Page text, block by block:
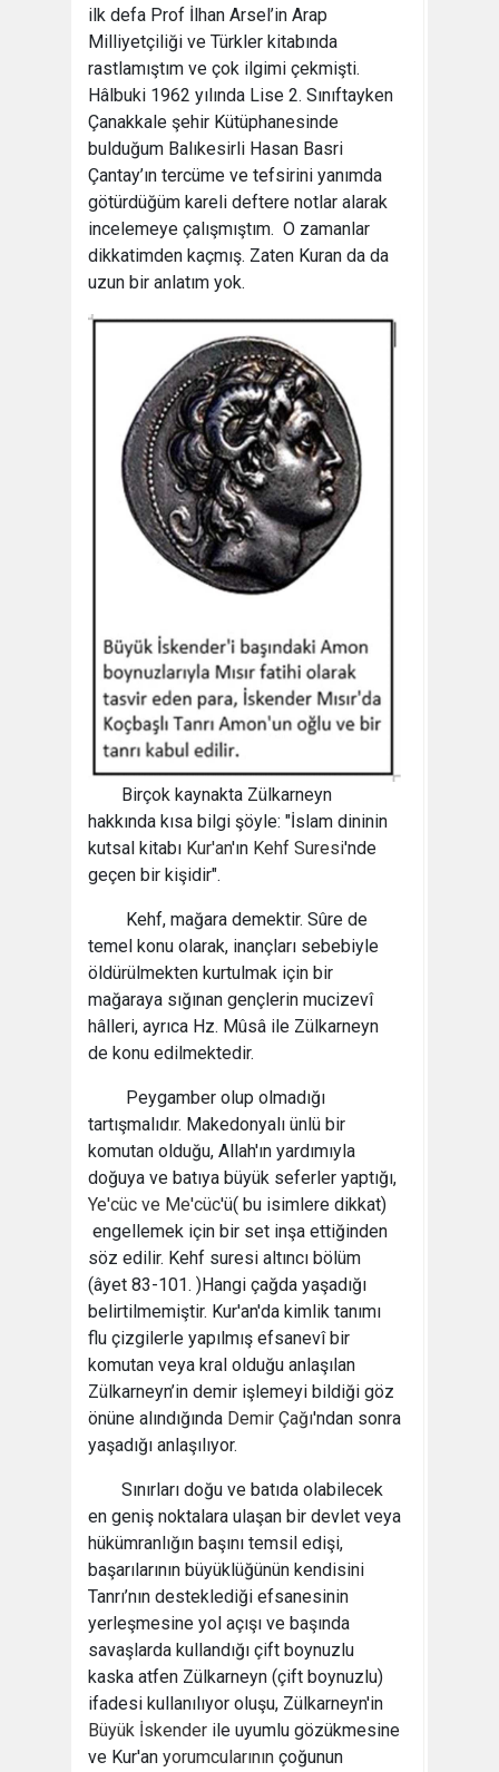
ilk defa Prof İlhan Arsel’in Arap
Milliyetçiliği ve Türkler kitabında
rastlamıştım ve çok ilgimi çekmişti.
Hâlbuki 1962 yılında Lise 2. Sınıftayken
Çanakkale şehir Kütüphanesinde
bulduğum Balıkesirli Hasan Basri
Çantay’ın tercüme ve tefsirini yanımda
götürdüğüm kareli deftere notlar alarak
incelemeye çalışmıştım. O zamanlar
dikkatimden kaçmış. Zaten Kuran da da
uzun bir anlatım yok.
Birçok kaynakta Zülkarneyn
hakkında kısa bilgi şöyle: "İslam dininin
kutsal kitabı Kur'an'ın Kehf Suresi'nde
geçen bir kişidir".
Kehf, mağara demektir. Sûre de
temel konu olarak, inançları sebebiyle
öldürülmekten kurtulmak için bir
mağaraya sığınan gençlerin mucizevî
hâlleri, ayrıca Hz. Mûsâ ile Zülkarneyn
de konu edilmektedir.
Peygamber olup olmadığı
tartışmalıdır. Makedonyalı ünlü bir
komutan olduğu, Allah'ın yardımıyla
doğuya ve batıya büyük seferler yaptığı,
Ye'cüc ve Me'cüc'ü( bu isimlere dikkat)
engellemek için bir set inşa ettiğinden
söz edilir. Kehf suresi altıncı bölüm
(âyet 83-101. )Hangi çağda yaşadığı
belirtilmemiştir. Kur'an'da kimlik tanımı
flu çizgilerle yapılmış efsanevî bir
komutan veya kral olduğu anlaşılan
Zülkarneyn’in demir işlemeyi bildiği göz
önüne alındığında Demir Çağı'ndan sonra
yaşadığı anlaşılıyor.
Sınırları doğu ve batıda olabilecek
en geniş noktalara ulaşan bir devlet veya
hükümranlığın başını temsil edişi,
başarılarının büyüklüğünün kendisini
Tanrı’nın desteklediği efsanesinin
yerleşmesine yol açışı ve başında
savaşlarda kullandığı çift boynuzlu
kaska atfen Zülkarneyn (çift boynuzlu)
ifadesi kullanılıyor oluşu, Zülkarneyn'in
Büyük İskender ile uyumlu gözükmesine
ve Kur'an yorumcularının çoğunun